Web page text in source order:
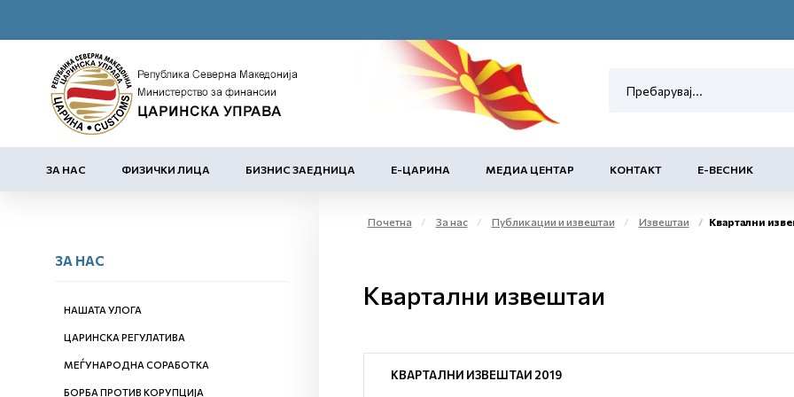
ЗА НАС ФИЗИЧКИ ЛИЦА БИЗНИС ЗАЕДНИЦА Е-ЦАРИНА МЕДИА ЦЕНТАР КОНТАКТ Е-ВЕСНИК
ЗА НАС
НАШАТА УЛОГА
ЦАРИНСКА РЕГУЛАТИВА
МЕЃУНАРОДНА СОРАБОТКА
БОРБА ПРОТИВ КОРУПЦИЈА
Почетна За нас Публикации и извештаи Извештаи Квартални
Квартални извештаи
КВАРТАЛНИ ИЗВЕШТАИ 2019